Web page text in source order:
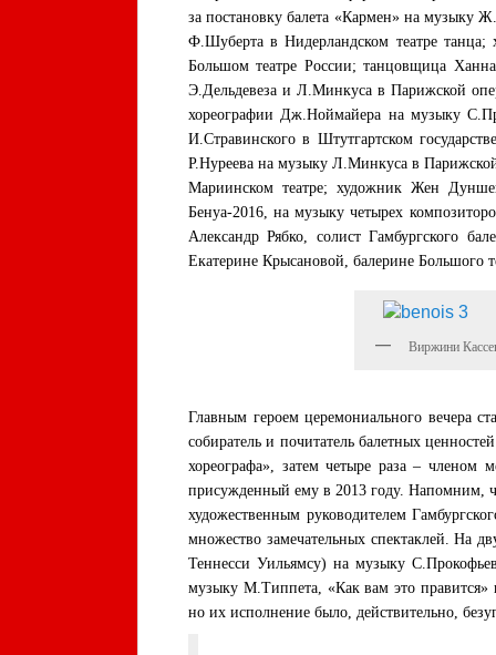
за постановку балета «Кармен» на
Ф.Шуберта в Нидерландском театре
Большом театре России; танцовщица
Э.Дельдевеза и Л.Минкуса в Парижской
хореографии Дж.Ноймайера на музыку
И.Стравинского в Штутгартском
Р.Нуреева на музыку Л.Минкуса в
Мариинском театре; художник Жен
Бенуа-2016, на музыку четырех
Александр Рябко, солист Гамбургского
Екатерине Крысановой, балерине Большого
Виржини
Главным героем церемониального вечера
собиратель и почитатель балетных
хореографа», затем четыре раза –
присужденный ему в 2013 году. Напомним,
художественным руководителем
множество замечательных спектаклей. На
Теннесси Уильямсу) на музыку
музыку М.Типпета, «Как вам это правится»
но их исполнение было, действительно,